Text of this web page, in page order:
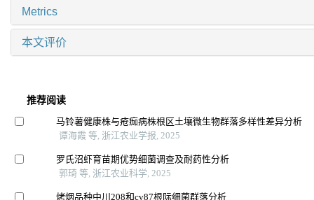
Metrics
本文评价
推荐阅读
马铃薯健康株与疮痂病株根区土壤微生物群落多样性差异分析
谭海霞 等, 浙江农业学报, 2025
罗氏沼虾育苗期优势细菌调查及耐药性分析
郭琦 等, 浙江农业科学, 2025
烤烟品种中川208和cv87根际细菌群落分析